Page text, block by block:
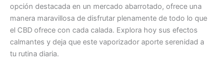
opción destacada en un mercado abarrotado, ofrece una
manera maravillosa de disfrutar plenamente de todo lo que
el CBD ofrece con cada calada. Explora hoy sus efectos
calmantes y deja que este vaporizador aporte serenidad a
tu rutina diaria.